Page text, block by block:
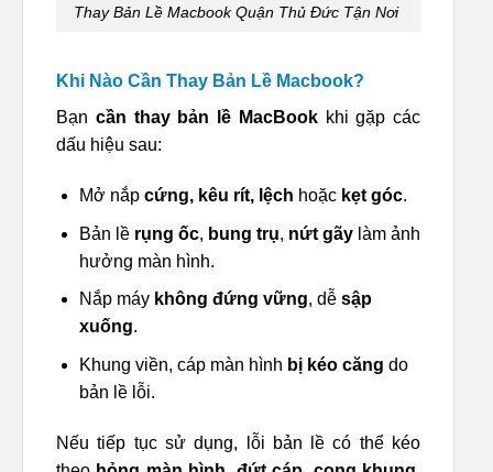
Thay Bản Lề Macbook Quận Thủ Đức Tận Nơi
Khi Nào Cần Thay Bản Lề Macbook?
Bạn cần thay bản lề MacBookkhi gặp các
dấu hiệu sau:
Mở nắp cứng, kêu rít, lệch hoặc kẹt góc.
Bản lề rụng ốc, bung trụ, nứt gãylàm ảnh
hưởng màn hình.
Nắp máy không đứng vững, dễ sập
xuống.
Khung viền, cáp màn hình bị kéo căng do
bản lề lỗi.
Nếu tiếp tục sử dụng, lỗi bản lề có thể kéo